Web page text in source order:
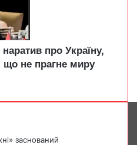
про Україну,
що не прагне миру
заснований